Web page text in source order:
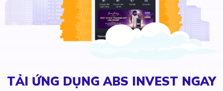
TẢI ỨNG DỤNG ABS INVEST NGAY